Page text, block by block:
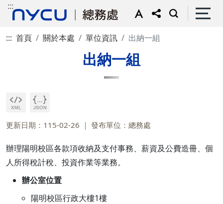
:::
::: 首頁 關於本處 單位資訊 出納一組
出納一組
更新日期：115-02-26 發布單位：總務處
辦理陽明校區各款項收納及支付事務、薪資及公費造冊、個
人所得稅計稅、投資作業等業務。
辦公室位置
陽明校區行政大樓1樓